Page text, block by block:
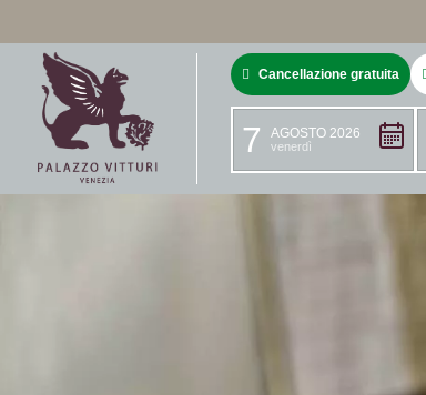
Cancellazione gratuita
7 AGOSTO 2026
venerdì